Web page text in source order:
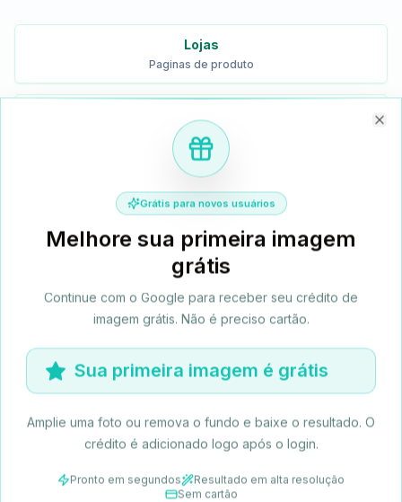
Lojas
Paginas de produto
Posts e banners
Ativos do cliente
Equipes de e-commerce
Torne texturas, etiquetas e acabamentos de produtos
FLUXO DE TRABALHO DE AMPLIACAO DE
Grátis para novos usuários
Melhore sua primeira imagem
grátis
Continue com o Google para receber seu crédito de
imagem grátis. Não é preciso cartão.
Sua primeira imagem é grátis
Amplie uma foto ou remova o fundo e baixe o resultado. O
crédito é adicionado logo após o login.
Pronto em segundos
Resultado em alta resolução
Sem cartão